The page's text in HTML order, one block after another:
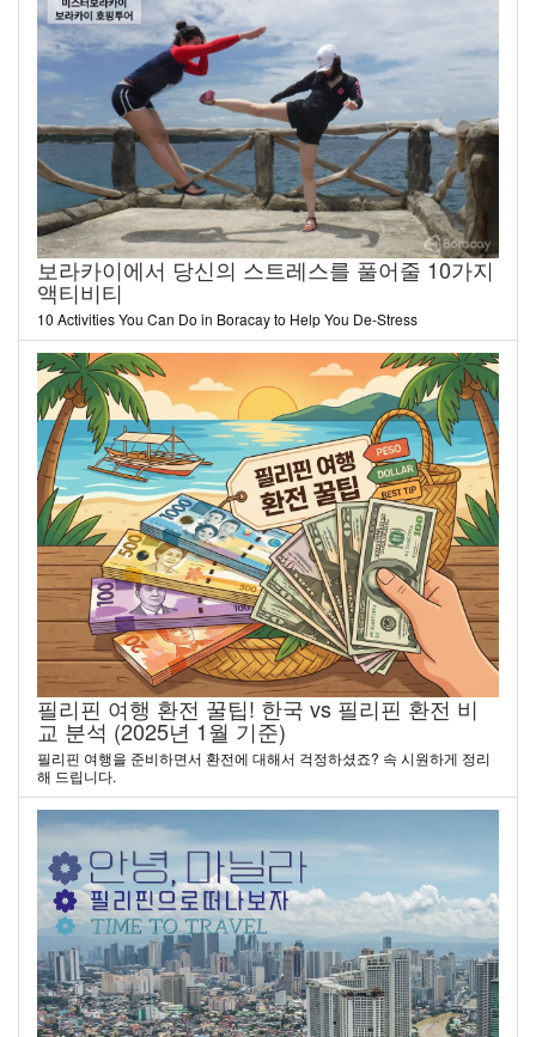
보라카이에서 당신의 스트레스를 풀어줄 10가지
액티비티
10 Activities You Can Do in Boracay to Help You De-Stress
필리핀 여행 환전 꿀팁! 한국 vs 필리핀 환전 비
교 분석 (2025년 1월 기준)
필리핀 여행을 준비하면서 환전에 대해서 걱정하셨죠? 속 시원하게 정리
해 드립니다.